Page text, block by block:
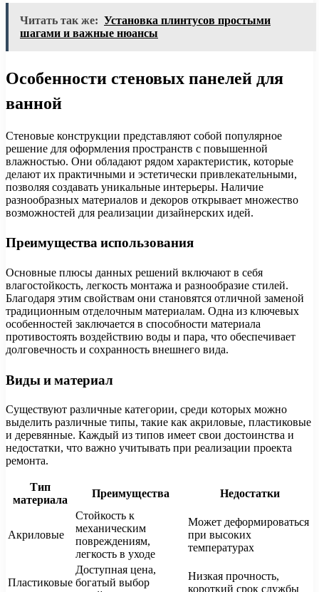
Читать так же: Установка плинтусов простыми
шагами и важные нюансы
Особенности стеновых панелей для
ванной
Стеновые конструкции представляют собой популярное
решение для оформления пространств с повышенной
влажностью. Они обладают рядом характеристик, которые
делают их практичными и эстетически привлекательными,
позволяя создавать уникальные интерьеры. Наличие
разнообразных материалов и декоров открывает множество
возможностей для реализации дизайнерских идей.
Преимущества использования
Основные плюсы данных решений включают в себя
влагостойкость, легкость монтажа и разнообразие стилей.
Благодаря этим свойствам они становятся отличной заменой
традиционным отделочным материалам. Одна из ключевых
особенностей заключается в способности материала
противостоять воздействию воды и пара, что обеспечивает
долговечность и сохранность внешнего вида.
Виды и материал
Существуют различные категории, среди которых можно
выделить различные типы, такие как акриловые, пластиковые
и деревянные. Каждый из типов имеет свои достоинства и
недостатки, что важно учитывать при реализации проекта
ремонта.
Тип
материала
Преимущества Недостатки
Акриловые
Стойкость к
механическим
повреждениям,
легкость в уходе
Может деформироваться
при высоких
температурах
Пластиковые
Доступная цена,
богатый выбор
Низкая прочность,
короткий срок службы